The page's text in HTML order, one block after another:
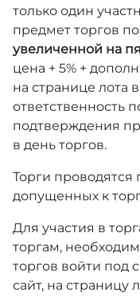
только один
предмет торгов по
увеличенной на
цена + 5% +
на странице лота
ответственность
подтверждения
в день торгов.
Торги проводятся
допущенных к
Для участия в
торгам,
торгов войти под
сайт, на страницу